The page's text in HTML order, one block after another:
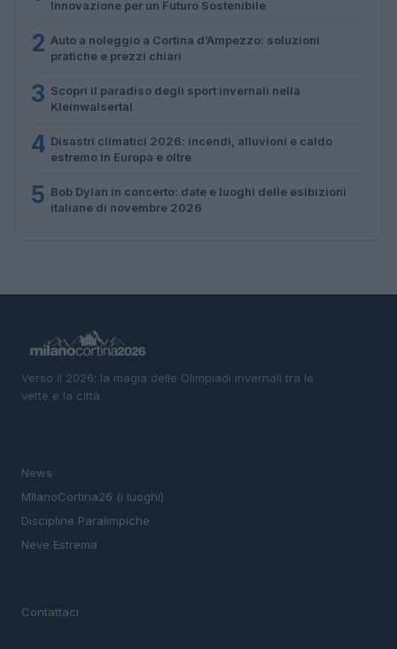
Innovazione per un Futuro Sostenibile
2 Auto a noleggio a Cortina d’Ampezzo: soluzioni
pratiche e prezzi chiari
3 Scopri il paradiso degli sport invernali nella
Kleinwalsertal
4 Disastri climatici 2026: incendi, alluvioni e caldo
estremo in Europa e oltre
5 Bob Dylan in concerto: date e luoghi delle esibizioni
italiane di novembre 2026
Verso il 2026: la magia delle Olimpiadi invernali tra le
vette e la città.
News
MIlanoCortina26 (i luoghi)
Discipline Paralimpiche
Neve Estrema
Contattaci